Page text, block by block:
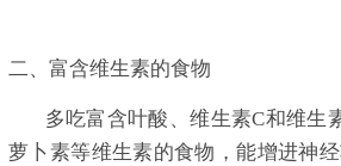
二、富含维生素的食物
多吃富含叶酸、维生素C和维生
萝卜素等维生素的食物，能增进神